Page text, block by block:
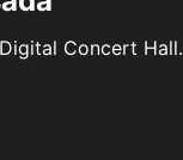
Concert Hall.